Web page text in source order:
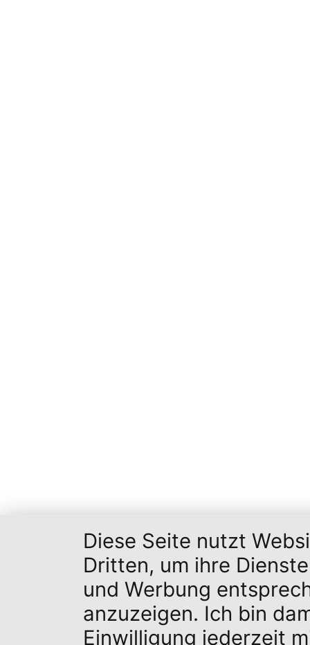
Diese Seite nutzt
Dritten, um ihre
und Werbung
anzuzeigen. Ich bin
Einwilligung jederzeit